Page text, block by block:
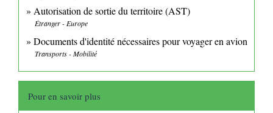
Autorisation de sortie du territoire (AST)
Étranger - Europe
Documents d'identité nécessaires pour voyager en avion
Transports - Mobilité
Pour en savoir plus